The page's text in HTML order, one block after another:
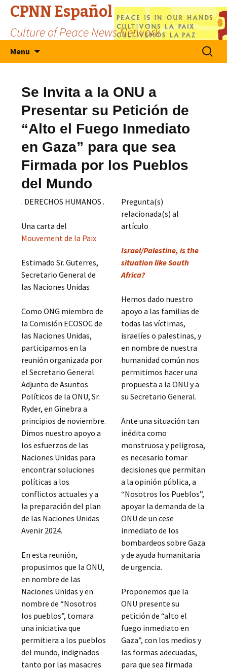
CPNN Español
Culture of Peace News Network
Menu
Search
for:
Se Invita a la ONU a
Presentar su Petición de
“Alto el Fuego Inmediato
en Gaza” para que sea
Firmada por los Pueblos
del Mundo
. DERECHOS HUMANOS .
Una carta del
Mouvement de la Paix
Estimado Sr. Guterres,
Secretario General de
las Naciones Unidas
Como ONG miembro de
la Comisión ECOSOC de
las Naciones Unidas,
participamos en la
reunión organizada por
el Secretario General
Adjunto de Asuntos
Políticos de la ONU, Sr.
Ryder, en Ginebra a
principios de noviembre.
Dimos nuestro apoyo a
los esfuerzos de las
Naciones Unidas para
encontrar soluciones
políticas a los
conflictos actuales y a
la preparación del plan
de las Naciones Unidas
Avenir 2024.
En esta reunión,
propusimos que la ONU,
en nombre de las
Naciones Unidas y en
nombre de “Nosotros
los pueblos”, tomara
una iniciativa que
permitiera a los pueblos
del mundo, indignados
tanto por las masacres
Pregunta(s)
relacionada(s) al
artículo
Israel/Palestine, is the
situation like South
Africa?
Hemos dado nuestro
apoyo a las familias de
todas las víctimas,
israelíes o palestinas, y
en nombre de nuestra
humanidad común nos
permitimos hacer una
propuesta a la ONU y a
su Secretario General.
Ante una situación tan
inédita como
monstruosa y peligrosa,
es necesario tomar
decisiones que permitan
a la opinión pública, a
“Nosotros los Pueblos”,
apoyar la demanda de la
ONU de un cese
inmediato de los
bombardeos sobre Gaza
y de ayuda humanitaria
de urgencia.
Proponemos que la
ONU presente su
petición de “alto el
fuego inmediato en
Gaza”, con los medios y
las formas adecuadas,
para que sea firmada